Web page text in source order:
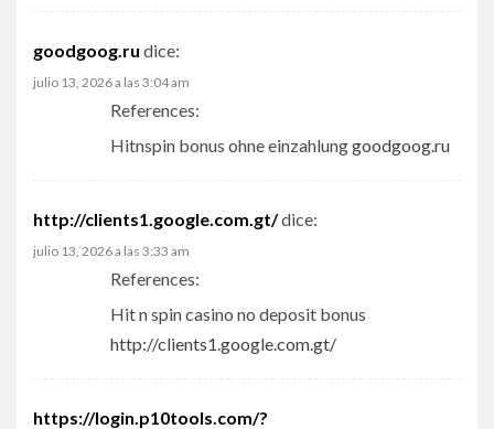
goodgoog.ru dice:
julio 13, 2026 a las 3:04 am
References:
Hitnspin bonus ohne einzahlunggoodgoog.ru
http://clients1.google.com.gt/dice:
julio 13, 2026 a las 3:33 am
References:
Hit n spin casino no deposit bonus
http://clients1.google.com.gt/
https://login.p10tools.com/?